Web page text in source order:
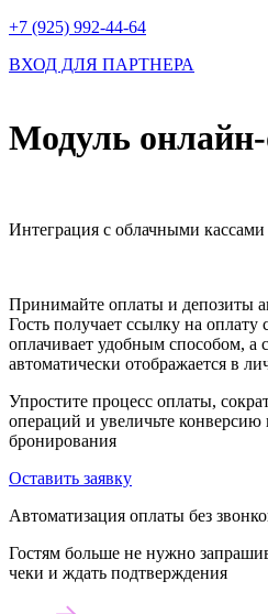
+7 (925) 992-44-64
ВХОД ДЛЯ ПАРТНЕРА
Модуль
Интеграция с облачными
Принимайте оплаты и депозиты
Гость получает ссылку на оплату
оплачивает удобным способом, а
автоматически отображается в
Упростите процесс оплаты,
операций и увеличьте
бронирования
Оставить заявку
Автоматизация оплаты без
Гостям больше не нужно
чеки и ждать подтверждения